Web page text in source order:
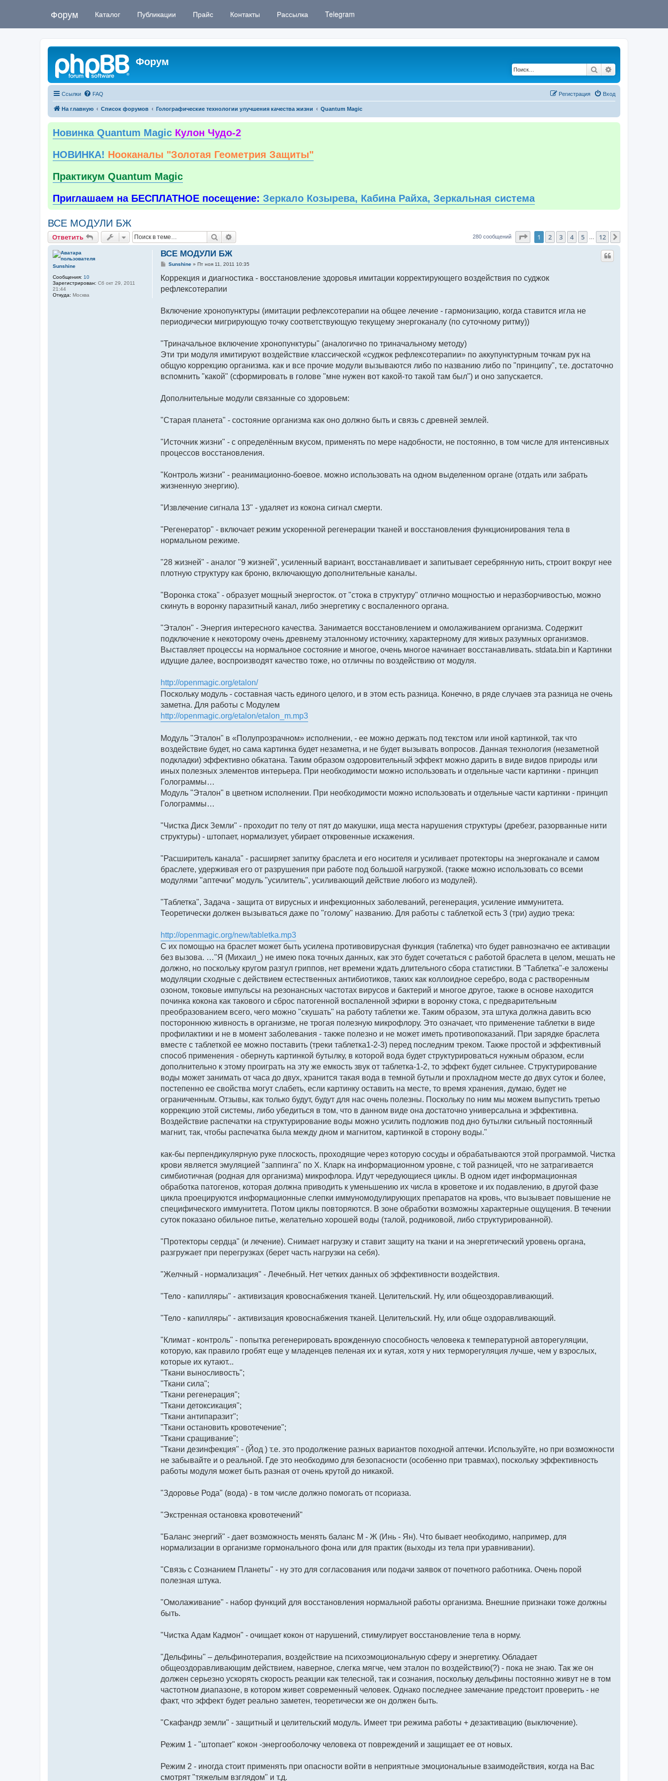
Форум Каталог Публикации Прайс Контакты Рассылка Telegram
Форум
Поиск
Ссылки FAQ Вход
Регистрация
На главную Список форумов Голографические технологии улучшения качества жизни Quantum Magic
Новинка Quantum Magic Кулон Чудо-2
НОВИНКА! Нооканалы "Золотая Геометрия Защиты"
Практикум Quantum Magic
Приглашаем на БЕСПЛАТНОЕ посещение: Зеркало Козырева, Кабина Райха, Зеркальная система
ВСЕ МОДУЛИ БЖ
Ответить Поиск 280 сообщений Страница1 из 12
1 2 3 4 5 12
Sunshine
Сообщения: 10
Зарегистрирован: Сб окт 29, 2011
21:44
Откуда: Москва
ВСЕ МОДУЛИ БЖ
С
о
б
щ
е
е
Sunshine» Пт ноя 11, 2011 10:35
Коррекция и диагностика - восстановление здоровья имитации корректирующего воздействия по суджок
рефлексотерапии
Включение хронопунктуры (имитации рефлексотерапии на общее лечение - гармонизацию, когда ставится игла не
периодически мигрирующую точку соответствующую текущему энергоканалу (по суточному ритму))
"Триначальное включение хронопунктуры" (аналогично по триначальному методу)
Эти три модуля имитируют воздействие классической «суджок рефлексотерапии» по аккупунктурным точкам рук на
общую коррекцию организма. как и все прочие модули вызываются либо по названию либо по "принципу", т.е. достаточно
вспомнить "какой" (сформировать в голове "мне нужен вот какой-то такой там был") и оно запускается.
Дополнительные модули связанные со здоровьем:
"Старая планета" - состояние организма как оно должно быть и связь с древней землей.
"Источник жизни" - с определённым вкусом, применять по мере надобности, не постоянно, в том числе для интенсивных
процессов восстановления.
"Контроль жизни" - реанимационно-боевое. можно использовать на одном выделенном органе (отдать или забрать
жизненную энергию).
"Извлечение сигнала 13" - удаляет из кокона сигнал смерти.
"Регенератор" - включает режим ускоренной регенерации тканей и восстановления функционирования тела в
нормальном режиме.
"28 жизней" - аналог "9 жизней", усиленный вариант, восстанавливает и запитывает серебрянную нить, строит вокруг нее
плотную структуру как броню, включающую дополнительные каналы.
"Воронка стока" - образует мощный энергосток. от "стока в структуру" отлично мощностью и неразборчивостью, можно
скинуть в воронку паразитный канал, либо энергетику с воспаленного органа.
"Эталон" - Энергия интересного качества. Занимается восстановлением и омолаживанием организма. Содержит
подключение к некоторому очень древнему эталонному источнику, характерному для живых разумных организмов.
Выставляет процессы на нормальное состояние и многое, очень многое начинает восстанавливать. stdata.bin и Картинки
идущие далее, воспроизводят качество тоже, но отличны по воздействию от модуля.
http://openmagic.org/etalon/
Поскольку модуль - составная часть единого целого, и в этом есть разница. Конечно, в ряде случаев эта разница не очень
заметна. Для работы с Модулем
http://openmagic.org/etalon/etalon_m.mp3
Модуль "Эталон" в «Полупрозрачном» исполнении, - ее можно держать под текстом или иной картинкой, так что
воздействие будет, но сама картинка будет незаметна, и не будет вызывать вопросов. Данная технология (незаметной
подкладки) эффективно обкатана. Таким образом оздоровительный эффект можно дарить в виде видов природы или
иных полезных элементов интерьера. При необходимости можно использовать и отдельные части картинки - принцип
Голограммы…
Модуль "Эталон" в цветном исполнении. При необходимости можно использовать и отдельные части картинки - принцип
Голограммы…
"Чистка Диск Земли" - проходит по телу от пят до макушки, ища места нарушения структуры (дребезг, разорванные нити
структуры) - штопает, нормализует, убирает откровенные искажения.
"Расширитель канала" - расширяет запитку браслета и его носителя и усиливает протекторы на энергоканале и самом
браслете, удерживая его от разрушения при работе под большой нагрузкой. (также можно использовать со всеми
модулями "аптечки" модуль "усилитель", усиливающий действие любого из модулей).
"Таблетка", Задача - защита от вирусных и инфекционных заболеваний, регенерация, усиление иммунитета.
Теоретически должен вызываться даже по "голому" названию. Для работы с таблеткой есть 3 (три) аудио трека:
http://openmagic.org/new/tabletka.mp3
С их помощью на браслет может быть усилена противовирусная функция (таблетка) что будет равнозначно ее активации
без вызова. …"Я (Михаил_) не имею пока точных данных, как это будет сочетаться с работой браслета в целом, мешать не
должно, но поскольку кругом разгул гриппов, нет времени ждать длительного сбора статистики. В "Таблетка"-е заложены
модуляции сходные с действием естественных антибиотиков, таких как коллоидное серебро, вода с растворенным
озоном, токовые импульсы на резонансных частотах вирусов и бактерий и многое другое, также в основе находится
починка кокона как такового и сброс патогенной воспаленной эфирки в воронку стока, с предварительным
преобразованием всего, чего можно "скушать" на работу таблетки же. Таким образом, эта штука должна давить всю
постороннюю живность в организме, не трогая полезную микрофлору. Это означает, что применение таблетки в виде
профилактики и не в момент заболевания - также полезно и не может иметь противопоказаний. При зарядке браслета
вместе с таблеткой ее можно поставить (треки таблетка1-2-3) перед последним треком. Также простой и эффективный
способ применения - обернуть картинкой бутылку, в которой вода будет структурироваться нужным образом, если
дополнительно к этому проиграть на эту же емкость звук от таблетка-1-2, то эффект будет сильнее. Структурирование
воды может занимать от часа до двух, хранится такая вода в темной бутыли и прохладном месте до двух суток и более,
постепенно ее свойства могут слабеть, если картинку оставить на месте, то время хранения, думаю, будет не
ограниченным. Отзывы, как только будут, будут для нас очень полезны. Поскольку по ним мы можем выпустить третью
коррекцию этой системы, либо убедиться в том, что в данном виде она достаточно универсальна и эффективна.
Воздействие распечатки на структурирование воды можно усилить подложив под дно бутылки сильный постоянный
магнит, так, чтобы распечатка была между дном и магнитом, картинкой в сторону воды."
как-бы перпендикулярную руке плоскость, проходящие через которую сосуды и обрабатываются этой программой. Чистка
крови является эмуляцией "заппинга" по Х. Кларк на информационном уровне, с той разницей, что не затрагивается
симбиотичная (родная для организма) микрофлора. Идут чередующиеся циклы. В одном идет информационная
обработка патогенов, которая должна приводить к уменьшению их числа в кроветоке и их подавлению, в другой фазе
цикла проецируются информационные слепки иммуномодулирующих препаратов на кровь, что вызывает повышение не
специфического иммунитета. Потом циклы повторяются. В зоне обработки возможны характерные ощущения. В течении
суток показано обильное питье, желательно хорошей воды (талой, родниковой, либо структурированной).
"Протекторы сердца" (и лечение). Снимает нагрузку и ставит защиту на ткани и на энергетический уровень органа,
разгружает при перегрузках (берет часть нагрузки на себя).
"Желчный - нормализация" - Лечебный. Нет четких данных об эффективности воздействия.
"Тело - капилляры" - активизация кровоснабжения тканей. Целительский. Ну, или общеоздоравливающий.
"Тело - капилляры" - активизация кровоснабжения тканей. Целительский. Ну, или обще оздоравливающий.
"Климат - контроль" - попытка регенерировать врожденную способность человека к температурной авторегуляции,
которую, как правило гробят еще у младенцев пеленая их и кутая, хотя у них терморегуляция лучше, чем у взрослых,
которые их кутают...
"Ткани выносливость";
"Ткани сила";
"Ткани регенерация";
"Ткани детоксикация";
"Ткани антипаразит";
"Ткани остановить кровотечение";
"Ткани сращивание";
"Ткани дезинфекция" - (Йод ) т.е. это продолжение разных вариантов походной аптечки. Используйте, но при возможности
не забывайте и о реальной. Где это необходимо для безопасности (особенно при травмах), поскольку эффективность
работы модуля может быть разная от очень крутой до никакой.
"Здоровье Рода" (вода) - в том числе должно помогать от псориаза.
"Экстренная остановка кровотечений"
"Баланс энергий" - дает возможность менять баланс М - Ж (Инь - Ян). Что бывает необходимо, например, для
нормализации в организме гормонального фона или для практик (выходы из тела при уравнивании).
"Связь с Сознанием Планеты" - ну это для согласования или подачи заявок от почетного работника. Очень порой
полезная штука.
"Омолаживание" - набор функций для восстановления нормальной работы организма. Внешние признаки тоже должны
быть.
"Чистка Адам Кадмон" - очищает кокон от нарушений, стимулирует восстановление тела в норму.
"Дельфины" – дельфинотерапия, воздействие на психоэмоциональную сферу и энергетику. Обладает
общеоздоравливающим действием, наверное, слегка мягче, чем эталон по воздействию(?) - пока не знаю. Так же он
должен серьезно ускорять скорость реакции как телесной, так и сознания, поскольку дельфины постоянно живут не в том
частотном диапазоне, в котором живет современный человек. Однако последнее замечание предстоит проверить - не
факт, что эффект будет реально заметен, теоретически же он должен быть.
"Скафандр земли" - защитный и целительский модуль. Имеет три режима работы + дезактивацию (выключение).
Режим 1 - "штопает" кокон -энергооболочку человека от повреждений и защищает ее от новых.
Режим 2 - иногда стоит применять при опасности войти в неприятные эмоциональные взаимодействия, когда на Вас
смотрят "тяжелым взглядом" и т.д.